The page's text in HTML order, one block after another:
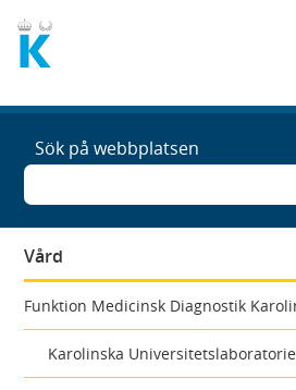
Sök på webbplatsen
Vård
Funktion Medicinsk Diagnostik
Karolinska